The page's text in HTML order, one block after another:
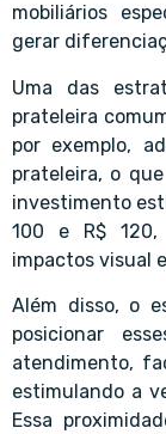
mobiliários
gerar
Uma das
prateleira
por exemplo,
prateleira, o
investimento
100 e R$ 120,
impactos visual
Além disso, o
posicionar
atendimento,
estimulando a
Essa